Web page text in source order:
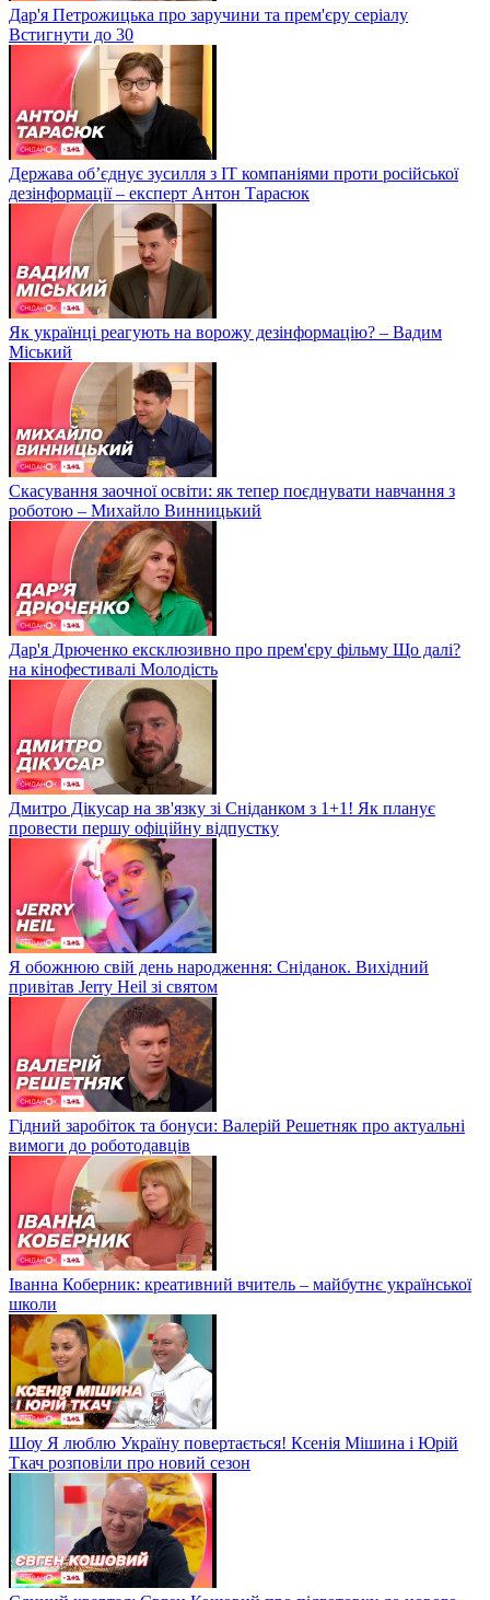
Дар'я Петрожицька про заручини та прем'єру серіалу
Встигнути до 30
Держава об’єднує зусилля з ІТ компаніями проти російської
дезінформації – експерт Антон Тарасюк
Як українці реагують на ворожу дезінформацію? – Вадим
Міський
Скасування заочної освіти: як тепер поєднувати навчання з
роботою – Михайло Винницький
Дар'я Дрюченко ексклюзивно про прем'єру фільму Що далі?
на кінофестивалі Молодість
Дмитро Дікусар на зв'язку зі Сніданком з 1+1! Як планує
провести першу офіційну відпустку
Я обожнюю свій день народження: Сніданок. Вихідний
привітав Jerry Heil зі святом
Гідний заробіток та бонуси: Валерій Решетняк про актуальні
вимоги до роботодавців
Іванна Коберник: креативний вчитель – майбутнє української
школи
Шоу Я люблю Україну повертається! Ксенія Мішина і Юрій
Ткач розповіли про новий сезон